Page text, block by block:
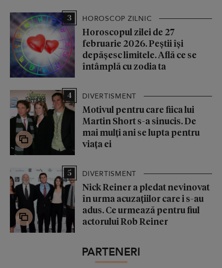
3 HOROSCOP ZILNIC
Horoscopul zilei de 27
februarie 2026. Peștii își
depășesc limitele. Află ce se
întâmplă cu zodia ta
4 DIVERTISMENT
Motivul pentru care fiica lui
Martin Short s-a sinucis. De
mai mulți ani se lupta pentru
viața ei
5 DIVERTISMENT
Nick Reiner a pledat nevinovat
în urma acuzațiilor care i s-au
adus. Ce urmează pentru fiul
actorului Rob Reiner
PARTENERI